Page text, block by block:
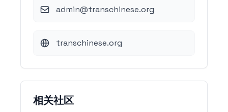
admin@transchinese.org
transchinese.org
相关社区